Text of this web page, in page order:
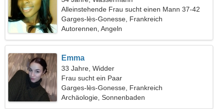
Alleinstehende Frau sucht einen Mann 37-42
Garges-lès-Gonesse, Frankreich
Autorennen, Angeln
Emma
33 Jahre, Widder
Frau sucht ein Paar
Garges-lès-Gonesse, Frankreich
Archäologie, Sonnenbaden